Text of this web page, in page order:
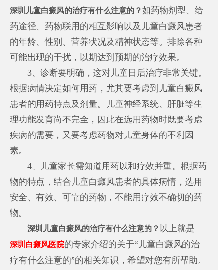
深圳儿童白癜风的治疗有什么注意的？如药物剂型、给
药途径、药物联用的相互影响以及儿童白癜风患者
的年龄、性别、营养状况及精神状态等。排除各种
可能出现的干扰，以期达到预期的治疗效果。
3、诊断要明确，这对儿童日后治疗非常关键。
根据病情决定如何用药，尤其要考虑到儿童白癜风
患者的用药特点及剂量。儿童神经系统、肝脏等生
理功能发育尚不完全，因此在选用药物时既要考虑
疾病的需要，又要考虑药物对儿童身体的不利因
素。
4、儿童家长需知道用药以和疗效并重。根据药
物的特点，结合儿童白癜风患者的具体病情，选用
安全、有效、可靠的药物，不能用疗效不确切的药
物。
深圳儿童白癜风的治疗有什么注意的？ 以上就是
深圳白癜风医院的专家介绍的关于“儿童白癜风的治
疗有什么注意的”的相关知识，希望对您有所帮助。